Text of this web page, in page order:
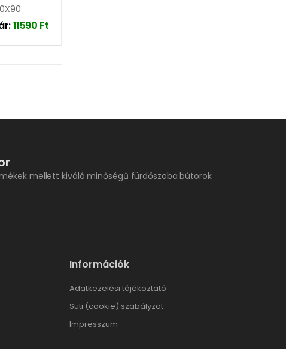
11590 Ft
mellett kiváló minőségű fürdőszoba bútorok
Információk
Adatkezelési tájékoztató
Süti (cookie) szabályzat
Impresszum